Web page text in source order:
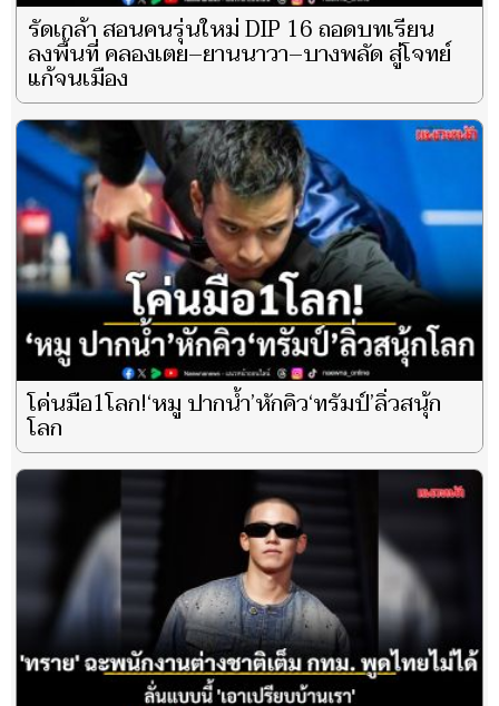
รัดเกล้า สอนคนรุ่นใหม่ DIP 16 ถอดบทเรียน
ลงพื้นที่ คลองเตย–ยานนาวา–บางพลัด สู่โจทย์
แก้จนเมือง
โค่นมือ1โลก!‘หมู ปากน้ำ’หักคิว‘ทรัมป์’ลิ่วสนุ้ก
โลก